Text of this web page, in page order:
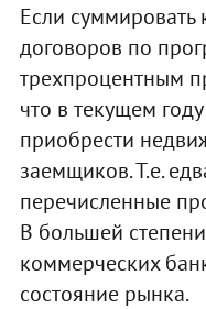
Если суммировать
договоров по
трехпроцентным
что в текущем
приобрести
заемщиков. Т.е.
перечисленные
В большей
коммерческих
состояние рынка.